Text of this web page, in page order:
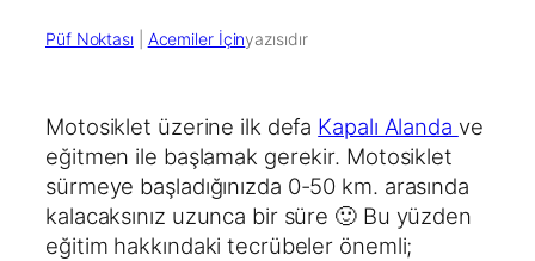
Püf Noktası Acemiler İçinyazısıdır
Motosiklet üzerine ilk defa Kapalı Alanda ve
eğitmen ile başlamak gerekir. Motosiklet
sürmeye başladığınızda 0-50 km. arasında
kalacaksınız uzunca bir süre 🙂 Bu yüzden
eğitim hakkındaki tecrübeler önemli;